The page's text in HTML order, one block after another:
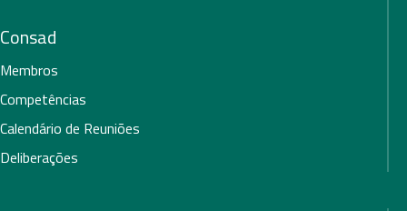
Consad
Membros
Competências
Calendário de Reuniões
Deliberações